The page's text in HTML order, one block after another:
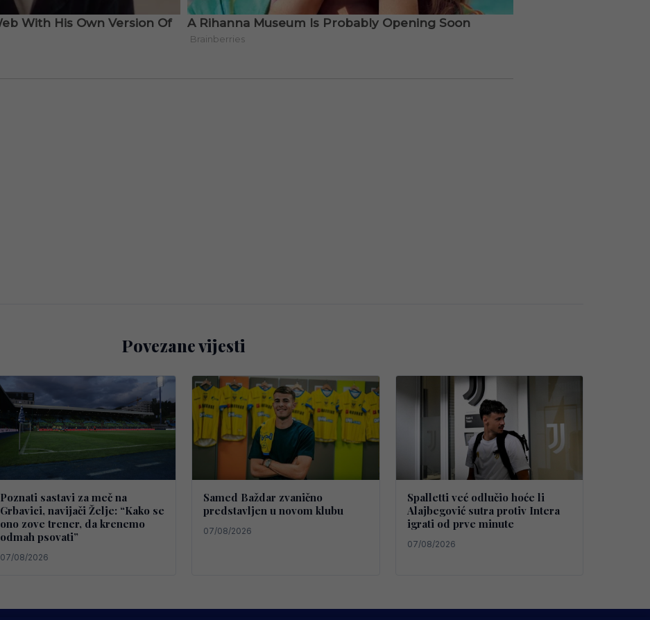
Povezane vijesti
Poznati sastavi za meč na
Grbavici, navijači Želje: “Kako se
ono zove trener, da krenemo
odmah psovati”
07/08/2026
Samed Baždar zvanično
predstavljen u novom klubu
07/08/2026
Spalletti već odlučio hoće li
Alajbegović sutra protiv Intera
igrati od prve minute
07/08/2026